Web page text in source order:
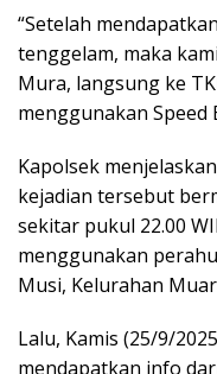
“Setelah
tenggelam, maka
Mura, langsung ke
menggunakan Speed
Kapolsek
kejadian tersebut
sekitar pukul 22.00
menggunakan
Musi, Kelurahan
Lalu, Kamis (25/9/
mendapatkan info